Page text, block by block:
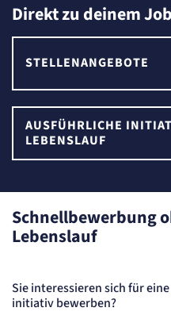
Direkt zu deinem Job
STELLENANGEBOTE
AUSFÜHRLICHE
LEBENSLAUF
Schnellbewerbung
Lebenslauf
Sie interessieren sich für
initiativ bewerben?